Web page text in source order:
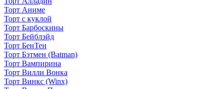
Торт Аниме
Торт с куклой
Торт Барбоскины
Торт Бейблэйд
Торт БенТен
Торт Бэтмен (Batman)
Торт Вампирина
Торт Вилли Вонка
Торт Винкс (Winx)